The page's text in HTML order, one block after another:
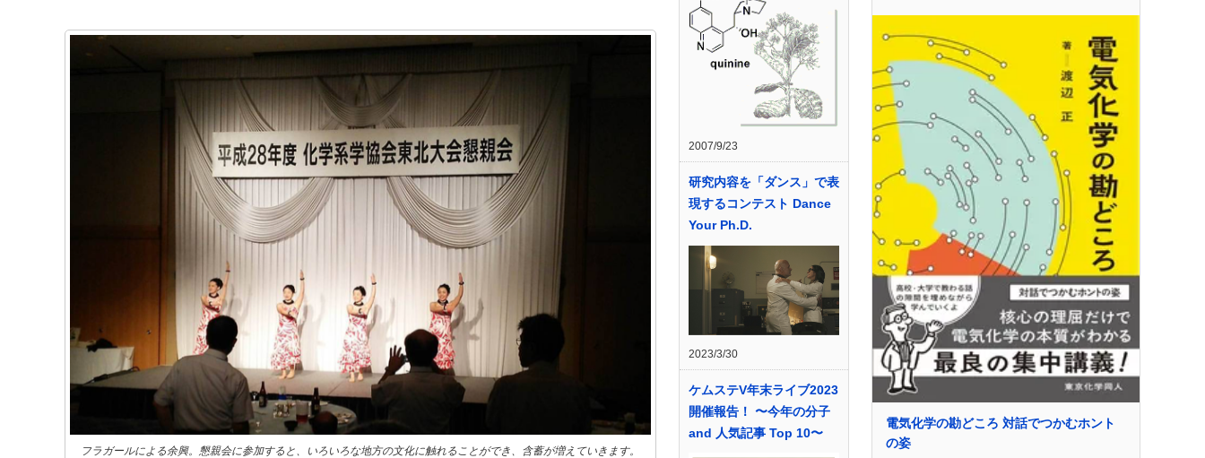
フラガールによる余興。懇親会に参加すると、いろいろな地方の文化に触れることができ、含蓄が増えていきます。
2007/9/23
研究内容を「ダンス」で表
現するコンテスト Dance
Your Ph.D.
2023/3/30
ケムステV年末ライブ2023
開催報告！ 〜今年の分子
and 人気記事 Top 10〜
電気化学の勘どころ 対話でつかむホント
の姿